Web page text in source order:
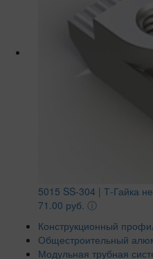
5015 SS-304 | Т-Гайка
71.00 руб. ⓘ
Конструкционный
Общестроительный
Модульная трубная